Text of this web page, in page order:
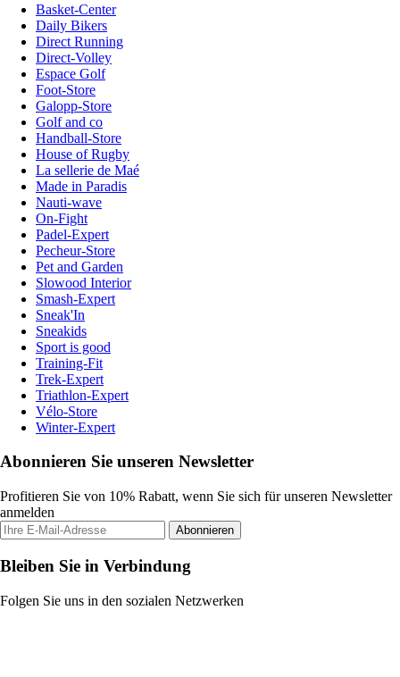
Basket-Center
Daily Bikers
Direct Running
Direct-Volley
Espace Golf
Foot-Store
Galopp-Store
Golf and co
Handball-Store
House of Rugby
La sellerie de Maé
Made in Paradis
Nauti-wave
On-Fight
Padel-Expert
Pecheur-Store
Pet and Garden
Slowood Interior
Smash-Expert
Sneak'In
Sneakids
Sport is good
Training-Fit
Trek-Expert
Triathlon-Expert
Vélo-Store
Winter-Expert
Abonnieren Sie unseren Newsletter
Profitieren Sie von 10% Rabatt, wenn Sie sich für unseren Newsletter
anmelden
Abonnieren
Bleiben Sie in Verbindung
Folgen Sie uns in den sozialen Netzwerken